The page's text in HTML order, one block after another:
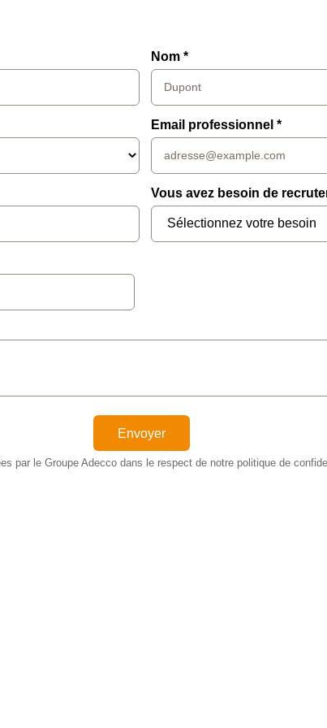
Nom *
Email professionnel *
Vous avez besoin de
par le Groupe Adecco dans le respect de notre politique de